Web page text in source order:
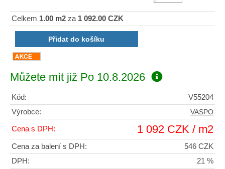
Celkem 1.00 m2 za 1 092.00 CZK
Můžete mít již Po 10.8.2026
Kód:
V55204
Výrobce:
VASPO
Cena s DPH: 1 092 CZK / m2
Cena za balení s DPH:
546 CZK
DPH:
21 %